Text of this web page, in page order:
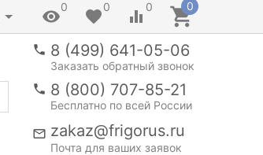
0 0 0 0
8 (499) 641-05-06
Заказать обратный звонок
8 (800) 707-85-21
Бесплатно по всей России
zakaz@frigorus.ru
Почта для ваших заявок